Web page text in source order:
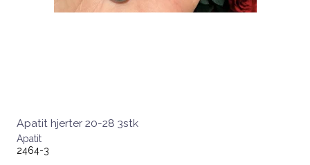
Apatit hjerter 20-28 3stk
Apatit
2464-3